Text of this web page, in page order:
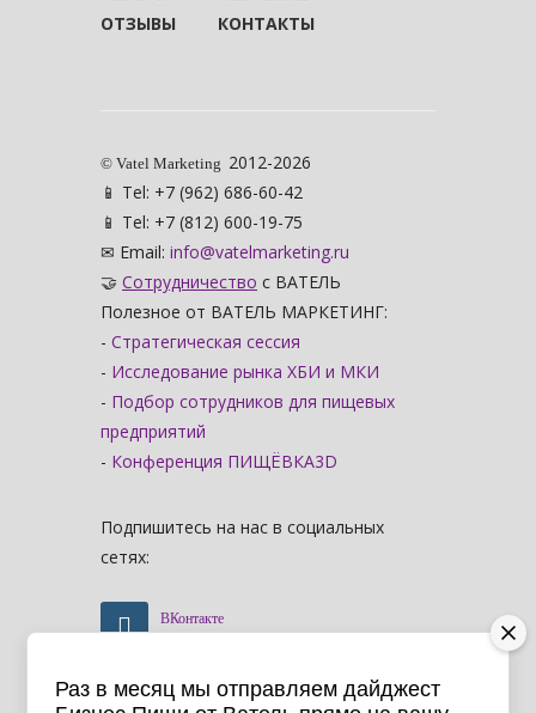
ОТЗЫВЫ
КОНТАКТЫ
© Vatel Marketing 2012-2026
📱 Tel: +7 (962) 686-60-42
📱 Tel: +7 (812) 600-19-75
✉ Email: info@vatelmarketing.ru
🤝 Сотрудничество с ВАТЕЛЬ
Полезное от ВАТЕЛЬ МАРКЕТИНГ:
- Стратегическая сессия
- Исследование рынка ХБИ и МКИ
- Подбор сотрудников для пищевых
предприятий
- Конференция ПИЩЁВКА3D
Подпишитесь на нас в социальных
сетях:
ВКонтакте
Telegram
Раз в месяц мы отправляем дайджест